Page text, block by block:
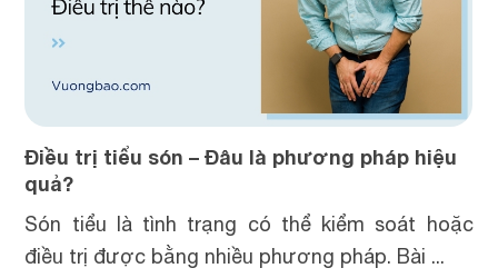
Điều trị tiểu són – Đâu là phương pháp hiệu
quả?
Són tiểu là tình trạng có thể kiểm soát hoặc
điều trị được bằng nhiều phương pháp. Bài ...